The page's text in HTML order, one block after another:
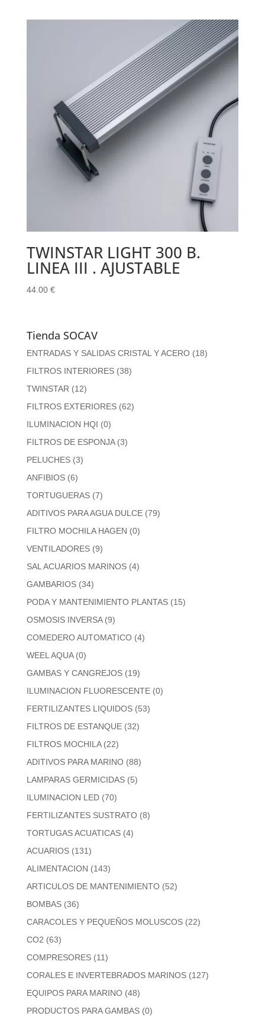
TWINSTAR LIGHT 300 B.
LINEA III . AJUSTABLE
44.00 €
Tienda SOCAV
ENTRADAS Y SALIDAS CRISTAL Y ACERO (18)
FILTROS INTERIORES (38)
TWINSTAR (12)
FILTROS EXTERIORES (62)
ILUMINACION HQI (0)
FILTROS DE ESPONJA (3)
PELUCHES (3)
ANFIBIOS (6)
TORTUGUERAS (7)
ADITIVOS PARA AGUA DULCE (79)
FILTRO MOCHILA HAGEN (0)
VENTILADORES (9)
SAL ACUARIOS MARINOS (4)
GAMBARIOS (34)
PODA Y MANTENIMIENTO PLANTAS (15)
OSMOSIS INVERSA (9)
COMEDERO AUTOMATICO (4)
WEEL AQUA (0)
GAMBAS Y CANGREJOS (19)
ILUMINACION FLUORESCENTE (0)
FERTILIZANTES LIQUIDOS (53)
FILTROS DE ESTANQUE (32)
FILTROS MOCHILA (22)
ADITIVOS PARA MARINO (88)
LAMPARAS GERMICIDAS (5)
ILUMINACION LED (70)
FERTILIZANTES SUSTRATO (8)
TORTUGAS ACUATICAS (4)
ACUARIOS (131)
ALIMENTACION (143)
ARTICULOS DE MANTENIMIENTO (52)
BOMBAS (36)
CARACOLES Y PEQUEÑOS MOLUSCOS (22)
CO2 (63)
COMPRESORES (11)
CORALES E INVERTEBRADOS MARINOS (127)
EQUIPOS PARA MARINO (48)
PRODUCTOS PARA GAMBAS (0)